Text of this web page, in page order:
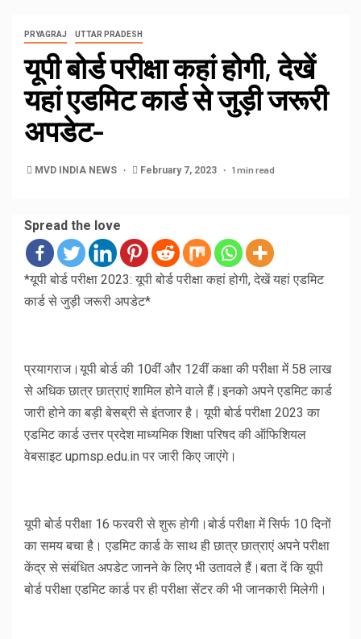
PRYAGRAJ UTTAR PRADESH
यूपी बोर्ड परीक्षा कहां होगी, देखें
यहां एडमिट कार्ड से जुड़ी जरूरी
अपडेट-
MVD INDIA NEWS February 7, 2023 1 min read
Spread the love
*यूपी बोर्ड परीक्षा 2023: यूपी बोर्ड परीक्षा कहां होगी, देखें यहां एडमिट
कार्ड से जुड़ी जरूरी अपडेट*
प्रयागराज।यूपी बोर्ड की 10वीं और 12वीं कक्षा की परीक्षा में 58 लाख
से अधिक छात्र छात्राएं शामिल होने वाले हैं।इनको अपने एडमिट कार्ड
जारी होने का बड़ी बेसब्री से इंतजार है। यूपी बोर्ड परीक्षा 2023 का
एडमिट कार्ड उत्तर प्रदेश माध्यमिक शिक्षा परिषद की ऑफिशियल
वेबसाइट upmsp.edu.in पर जारी किए जाएंगे।
यूपी बोर्ड परीक्षा 16 फरवरी से शुरू होगी।बोर्ड परीक्षा में सिर्फ 10 दिनों
का समय बचा है। एडमिट कार्ड के साथ ही छात्र छात्राएं अपने परीक्षा
केंद्र से संबंधित अपडेट जानने के लिए भी उतावले हैं।बता दें कि यूपी
बोर्ड परीक्षा एडमिट कार्ड पर ही परीक्षा सेंटर की भी जानकारी मिलेगी।